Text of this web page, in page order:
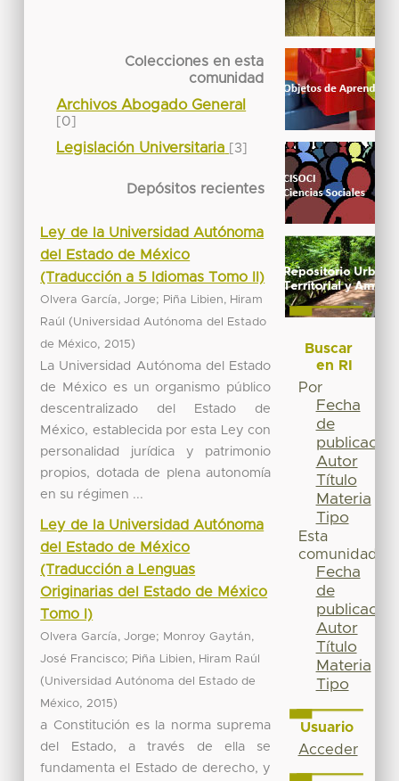
Colecciones en esta
comunidad
Archivos Abogado General
[0]
Legislación Universitaria [3]
Depósitos recientes
Ley de la Universidad Autónoma
del Estado de México
(Traducción a 5 Idiomas Tomo II)
Olvera García, Jorge; Piña Libien, Hiram
Raúl
(Universidad Autónoma del Estado
de México, 2015)
La Universidad Autónoma del Estado
de México es un organismo público
descentralizado del Estado de
México, establecida por esta Ley con
personalidad jurídica y patrimonio
propios, dotada de plena autonomía
en su régimen ...
Ley de la Universidad Autónoma
del Estado de México
(Traducción a Lenguas
Originarias del Estado de México
Tomo I)
Olvera García, Jorge; Monroy Gaytán,
José Francisco; Piña Libien, Hiram Raúl
(Universidad Autónoma del Estado de
México, 2015)
a Constitución es la norma suprema
del Estado, a través de ella se
fundamenta el Estado de derecho, y
Buscar
en RI
Por
Fecha
de
publicación
Autor
Título
Materia
Tipo
Esta
comunidad
Fecha
de
publicación
Autor
Título
Materia
Tipo
Usuario
Acceder